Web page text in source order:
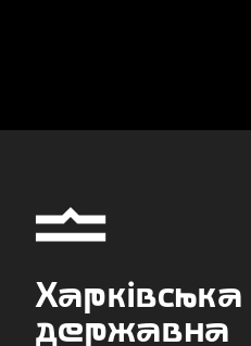
Харківська
державна